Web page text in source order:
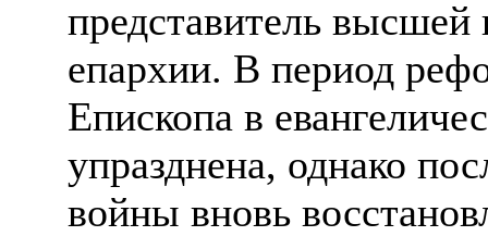
представитель высшей
епархии. В период
Епископа в
упразднена, однако
войны вновь